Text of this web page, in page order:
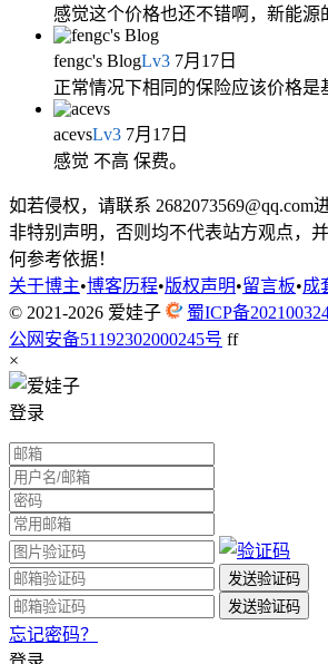
感觉这个价格也还不错啊，新能源
fengc's BlogLv3 7月17日
正常情况下相同的保险应该价格是
acevsLv3 7月17日
感觉 不高 保费。
如若侵权，请联系 2682073569@qq.com
非特别声明，否则均不代表站方观点，
何参考依据！
关于博主•博客历程•版权声明•留言板•成
© 2021-2026 爱娃子 蜀ICP备
公网安备51192302000245号 ff
×
登录
忘记密码？